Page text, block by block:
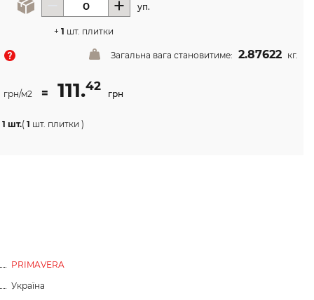
уп.
+ 1 шт. плитки
Загальна вага становитиме: 2.87622 кг.
грн/м2 = 111.42
грн
шт.( 1 шт. плитки )
PRIMAVERA
Україна